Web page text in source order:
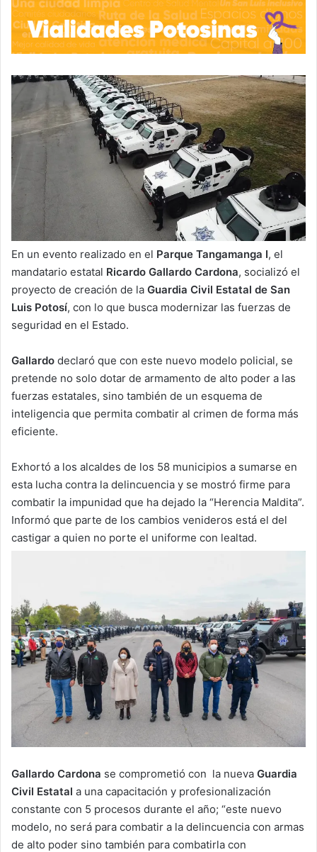
En un evento realizado en el Parque Tangamanga I, el
mandatario estatal Ricardo Gallardo Cardona, socializó el
proyecto de creación de la Guardia Civil Estatal de San
Luis Potosí, con lo que busca modernizar las fuerzas de
seguridad en el Estado.
Gallardo declaró que con este nuevo modelo policial, se
pretende no solo dotar de armamento de alto poder a las
fuerzas estatales, sino también de un esquema de
inteligencia que permita combatir al crimen de forma más
eficiente.
Exhortó a los alcaldes de los 58 municipios a sumarse en
esta lucha contra la delincuencia y se mostró firme para
combatir la impunidad que ha dejado la “Herencia Maldita”.
Informó que parte de los cambios venideros está el del
castigar a quien no porte el uniforme con lealtad.
Gallardo Cardona se comprometió con la nueva Guardia
Civil Estatal a una capacitación y profesionalización
constante con 5 procesos durante el año; “este nuevo
modelo, no será para combatir a la delincuencia con armas
de alto poder sino también para combatirla con